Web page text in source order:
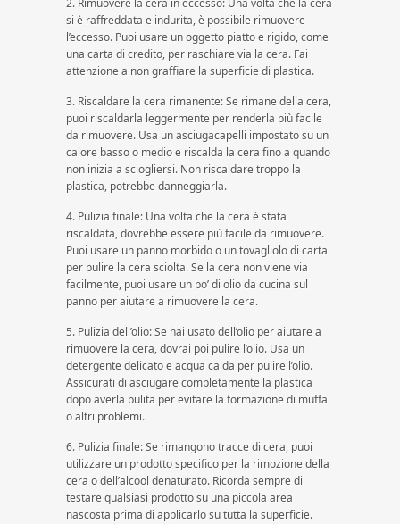
2. Rimuovere la cera in eccesso: Una volta che la cera
si è raffreddata e indurita, è possibile rimuovere
l’eccesso. Puoi usare un oggetto piatto e rigido, come
una carta di credito, per raschiare via la cera. Fai
attenzione a non graffiare la superficie di plastica.
3. Riscaldare la cera rimanente: Se rimane della cera,
puoi riscaldarla leggermente per renderla più facile
da rimuovere. Usa un asciugacapelli impostato su un
calore basso o medio e riscalda la cera fino a quando
non inizia a sciogliersi. Non riscaldare troppo la
plastica, potrebbe danneggiarla.
4. Pulizia finale: Una volta che la cera è stata
riscaldata, dovrebbe essere più facile da rimuovere.
Puoi usare un panno morbido o un tovagliolo di carta
per pulire la cera sciolta. Se la cera non viene via
facilmente, puoi usare un po’ di olio da cucina sul
panno per aiutare a rimuovere la cera.
5. Pulizia dell’olio: Se hai usato dell’olio per aiutare a
rimuovere la cera, dovrai poi pulire l’olio. Usa un
detergente delicato e acqua calda per pulire l’olio.
Assicurati di asciugare completamente la plastica
dopo averla pulita per evitare la formazione di muffa
o altri problemi.
6. Pulizia finale: Se rimangono tracce di cera, puoi
utilizzare un prodotto specifico per la rimozione della
cera o dell’alcool denaturato. Ricorda sempre di
testare qualsiasi prodotto su una piccola area
nascosta prima di applicarlo su tutta la superficie.